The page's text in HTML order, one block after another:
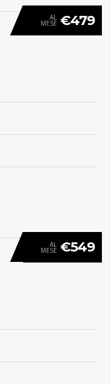
AL
MESE €479
AL
MESE €549